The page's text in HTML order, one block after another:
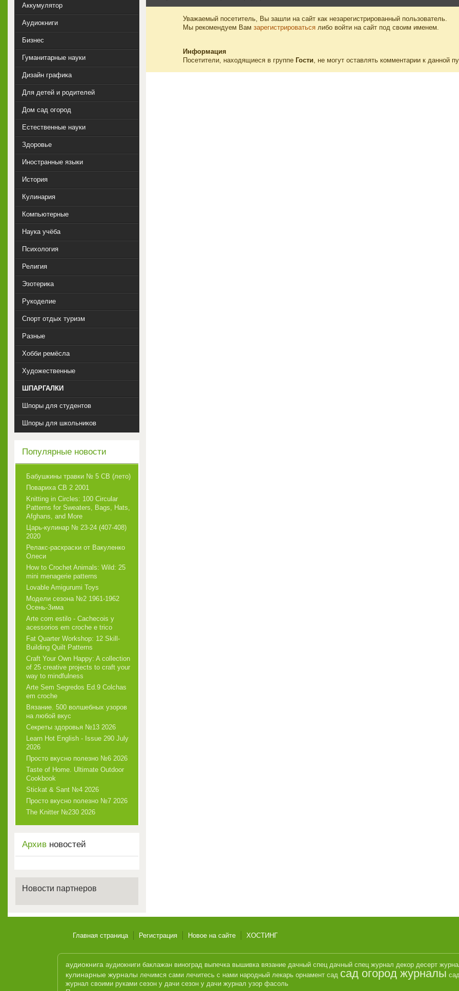
Уважаемый посетитель, Вы зашли на сайт как незарегистрированный пользователь.
Мы рекомендуем Вам зарегистрироваться либо войти на сайт под своим именем.
Информация
Посетители, находящиеся в группе Гости , не могут оставлять комментарии к данной
Аккумулятор
Аудиокниги
Бизнес
Гуманитарные науки
Дизайн графика
Для детей и родителей
Дом сад огород
Естественные науки
Здоровье
Иностранные языки
История
Кулинария
Компьютерные
Наука учёба
Психология
Религия
Эзотерика
Рукоделие
Спорт отдых туризм
Разные
Хобби ремёсла
Художественные
ШПАРГАЛКИ
Шпоры для студентов
Шпоры для школьников
Популярные новости
Бабушкины травки № 5 СВ (лето)
Повариха СВ 2 2001
Knitting in Circles: 100 Circular
Patterns for Sweaters, Bags, Hats,
Afghans, and More
Царь-кулинар № 23-24 (407-408)
2020
Релакс-раскраски от Вакуленко
Олеси
How to Crochet Animals: Wild: 25
mini menagerie patterns
Lovable Amigurumi Toys
Модели сезона №2 1961-1962
Осень-Зима
Arte com estilo - Cachecois у
acessorios em croche e trico
Fat Quarter Workshop: 12 Skill-
Building Quilt Patterns
Craft Your Own Happy: A collection
of 25 creative projects to craft your
way to mindfulness
Arte Sem Segredos Ed.9 Colchas
em croche
Вязание. 500 волшебных узоров
на любой вкус
Секреты здоровья №13 2026
Learn Hot English - Issue 290 July
2026
Просто вкусно полезно №6 2026
Taste of Home. Ultimate Outdoor
Cookbook
Stickat & Sant №4 2026
Просто вкусно полезно №7 2026
The Knitter №230 2026
Архив новостей
Новости партнеров
Главная страница Регистрация Новое на сайте ХОСТИНГ
аудиокнига аудиокниги баклажан виноград выпечка вышивка вязание дачный спец дачный спец журнал декор десерт
кулинарные журналы лечимся сами лечитесь с нами народный лекарь орнамент сад сад огород журналы
журнал своими руками сезон у дачи сезон у дачи журнал узор фасоль